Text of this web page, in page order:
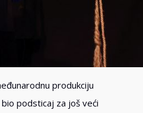
produkciju
podsticaj za još veći